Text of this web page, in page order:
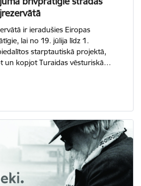
ir ieradušies Eiropas
lai no 19. jūlija līdz 1.
starptautiskā projektā,
un kopjot Turaidas vēsturiskā…